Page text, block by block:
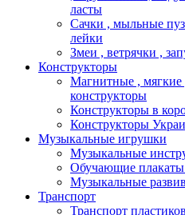
ласты
Сачки , мыльные
лейки
Змеи , ветрячки ,
Конструкторы
Магнитные , мягкие
конструкторы
Конструкторы в
Конструкторы
Музыкальные игрушки
Музыкальные
Обучающие
Музыкальные
Транспорт
Транспорт